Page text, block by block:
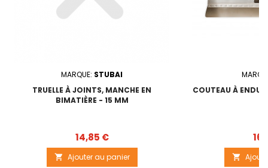
MARQUE: STUBAI
TRUELLE À JOINTS, MANCHE EN
BIMATIÈRE - 15 MM
Prix
14,85 €
 Ajouter au panier
COUTEAU À
